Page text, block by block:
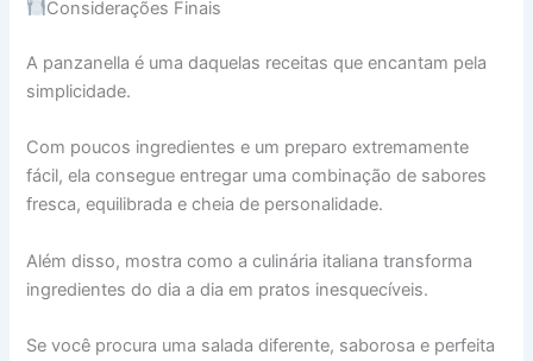
Considerações Finais
A panzanella é uma daquelas receitas que encantam pela
simplicidade.
Com poucos ingredientes e um preparo extremamente
fácil, ela consegue entregar uma combinação de sabores
fresca, equilibrada e cheia de personalidade.
Além disso, mostra como a culinária italiana transforma
ingredientes do dia a dia em pratos inesquecíveis.
Se você procura uma salada diferente, saborosa e perfeita